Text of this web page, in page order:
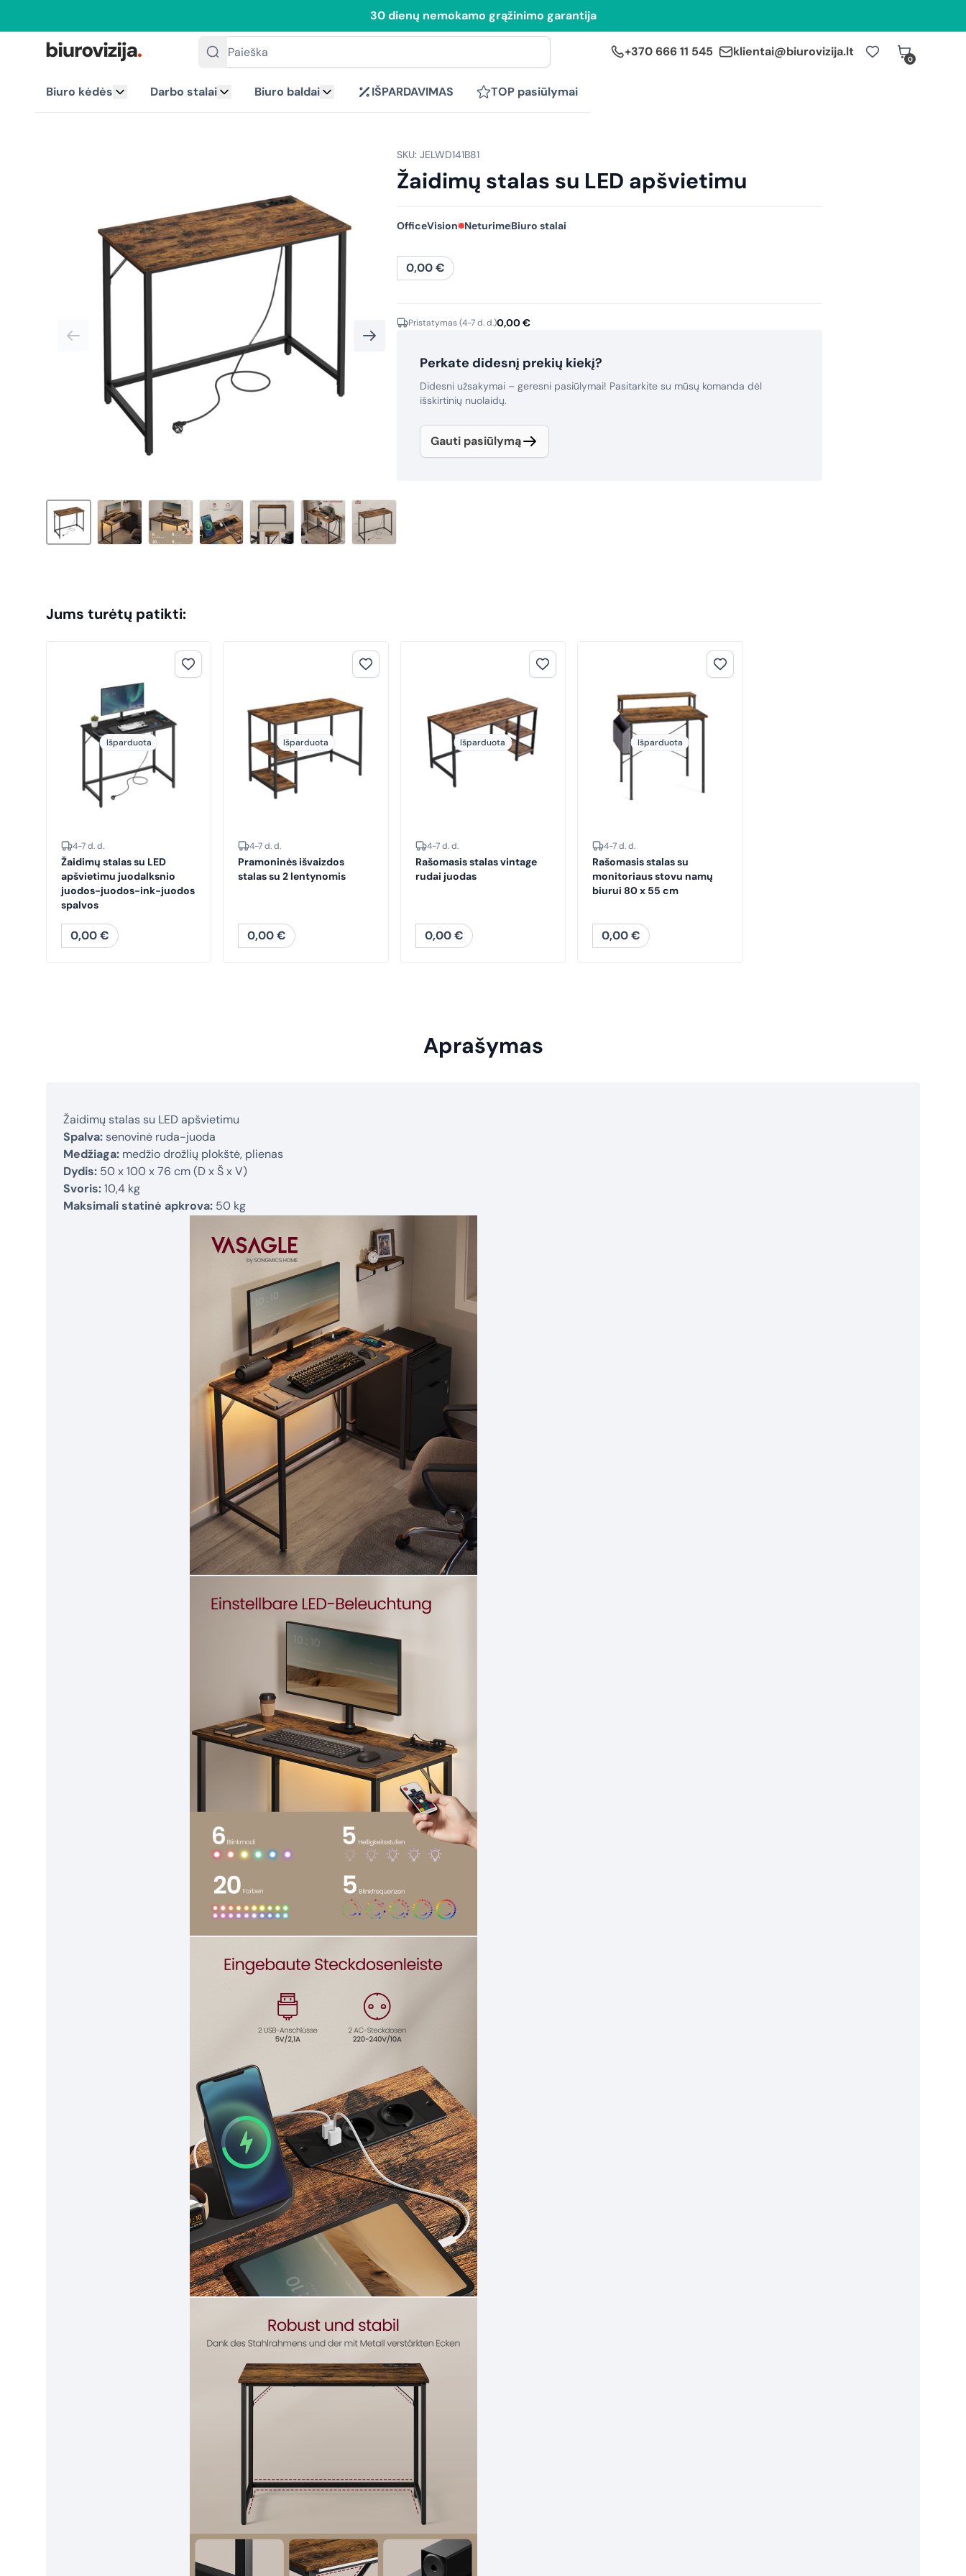
30 dienų nemokamo grąžinimo garantija
Paieška
+370 666 11 545 klientai@biurovizija.lt 0
Biuro kėdės Darbo stalai Biuro baldai IŠPARDAVIMAS TOP pasiūlymai
SKU: JELWD141B81
Žaidimų stalas su LED apšvietimu
OfficeVision NeturimeBiuro stalai
0,00€
Pristatymas (4-7 d. d.)0,00€
Perkate didesnį prekių kiekį?
Didesni užsakymai – geresni pasiūlymai! Pasitarkite su mūsų komanda dėl
išskirtinių nuolaidų.
Gauti pasiūlymą
Jums turėtų patikti:
Išparduota
4-7 d. d.
Žaidimų stalas su LED
apšvietimu juodalksnio
juodos-juodos-ink-juodos
spalvos
0,00€
Išparduota
4-7 d. d.
Pramoninės išvaizdos
stalas su 2 lentynomis
0,00€
Išparduota
4-7 d. d.
Rašomasis stalas vintage
rudai juodas
0,00€
Išparduota
4-7 d. d.
Rašomasis stalas su
monitoriaus stovu namų
biurui 80 x 55 cm
0,00€
Aprašymas
Žaidimų stalas su LED apšvietimu
Spalva: senovinė ruda-juoda
Medžiaga: medžio drožlių plokštė, plienas
Dydis: 50 x 100 x 76 cm (D x Š x V)
Svoris:10,4 kg
Maksimali statinė apkrova: 50 kg